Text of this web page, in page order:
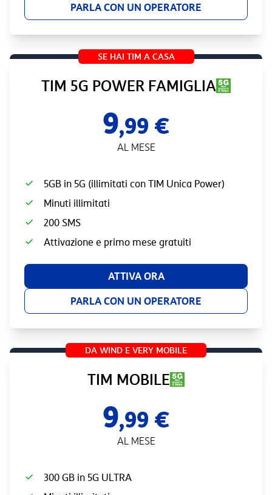
PARLA CON UN OPERATORE
SE HAI TIM A CASA
TIM 5G POWER FAMIGLIA
9,99 €
AL MESE
5GB in 5G (illimitati con TIM Unica Power)
Minuti illimitati
200 SMS
Attivazione e primo mese gratuiti
ATTIVA ORA
PARLA CON UN OPERATORE
DA WIND E VERY MOBILE
TIM MOBILE
9,99 €
AL MESE
300 GB in 5G ULTRA